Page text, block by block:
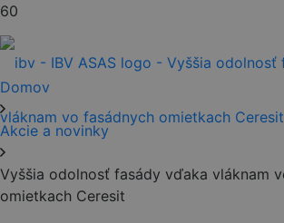
Domov
Akcie a novinky
Vyššia odolnosť fasády vďaka vláknam
omietkach Ceresit